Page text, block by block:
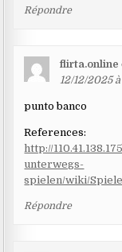
Répondre
flirta.online
12/12/2025
punto banco
References:
http://
unterwegs-
spielen/wiki/
Répondre